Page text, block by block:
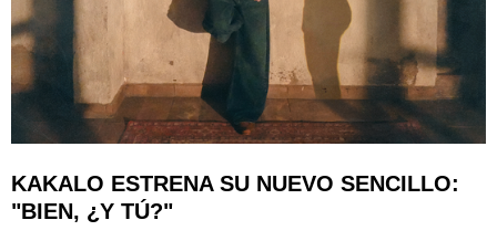
KAKALO ESTRENA SU NUEVO SENCILLO:
"BIEN, ¿Y TÚ?"